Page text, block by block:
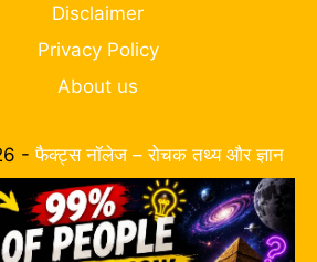
Disclaimer
Privacy Policy
About us
-फैक्ट्स नॉलेज – रोचक तथ्य और ज्ञान